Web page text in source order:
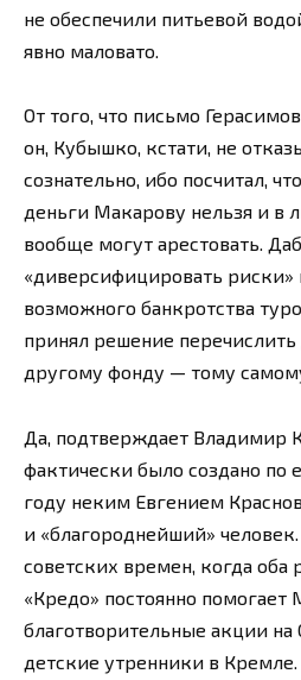
не обеспечили питьевой
явно маловато.
От того, что письмо
он, Кубышко, кстати, не
сознательно, ибо посчитал,
деньги Макарову нельзя и в
вообще могут арестовать.
«диверсифицировать риски»
возможного банкротства
принял решение перечислить
другому фонду — тому
Да, подтверждает Владимир
фактически было создано по
году неким Евгением
и «благороднейший»
советских времен, когда оба
«Кредо» постоянно
благотворительные акции
детские утренники в Кремле.